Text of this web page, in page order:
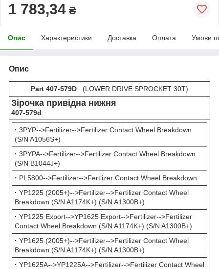
1 783,34 ₴
Опис Характеристики Доставка Оплата Умови
Опис
Part 407-579D (LOWER DRIVE SPROCKET 30T)
Зірочка привідна нижня
407-579d
· 3PYP-->Fertilizer-->Fertilizer Contact Wheel Breakdown
(S/N A1056S+)
· 3PYPA-->Fertilizer-->Fertilizer Contact Wheel Breakdown
(S/N B1044J+)
· PL5800-->Fertilizer-->Fertlizer Contact Wheel Breakdown
· YP1225 (2005+)-->Fertilizer-->Fertilizer Contact Wheel
Breakdown (S/N A1174K+) (S/N A1300B+)
· YP1225 Export-->YP1625 Export-->Fertilizer-->Fertilizer
Contact Wheel Breakdown (S/N A1174K+) (S/N A1300B+)
· YP1625 (2005+)-->Fertilizer-->Fertilizer Contact Wheel
Breakdown (S/N A1174K+) (S/N A1300B+)
· YP1625A-->YP1225A-->Fertilizer-->Fertilizer Contact Wheel